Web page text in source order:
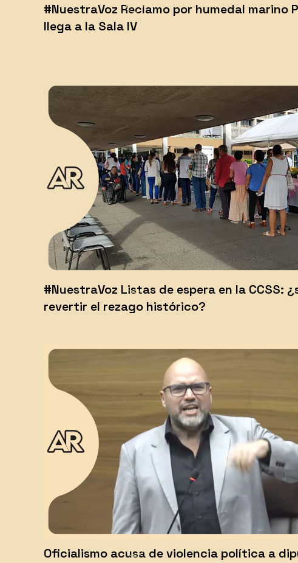
#NuestraVoz Reclamo por humedal marino
llega a la Sala IV
#NuestraVoz Listas de espera en la CCSS:
revertir el rezago histórico?
Oficialismo acusa de violencia política a